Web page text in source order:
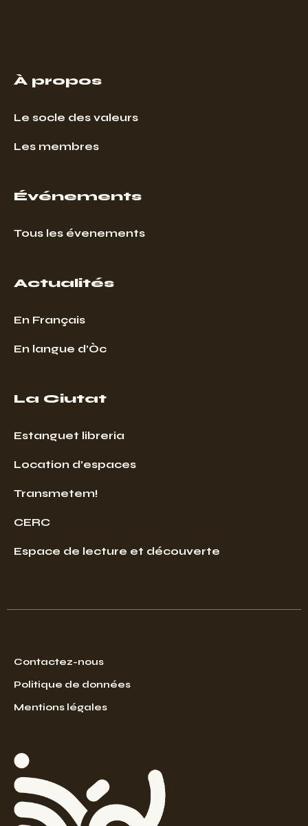
À propos
Le socle des valeurs
Les membres
Événements
Tous les évenements
Actualités
En Français
En langue d’Òc
La Ciutat
Estanguet libreria
Location d’espaces
Transmetem!
CERC
Espace de lecture et découverte
Contactez-nous
Politique de données
Mentions légales